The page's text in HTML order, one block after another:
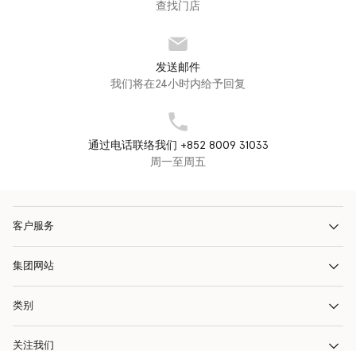
查找门店
发送邮件
我们将在24小时内给予回复
通过电话联络我们 +852 8009 31033
周一至周五
客户服务
集团网站
类别
关注我们